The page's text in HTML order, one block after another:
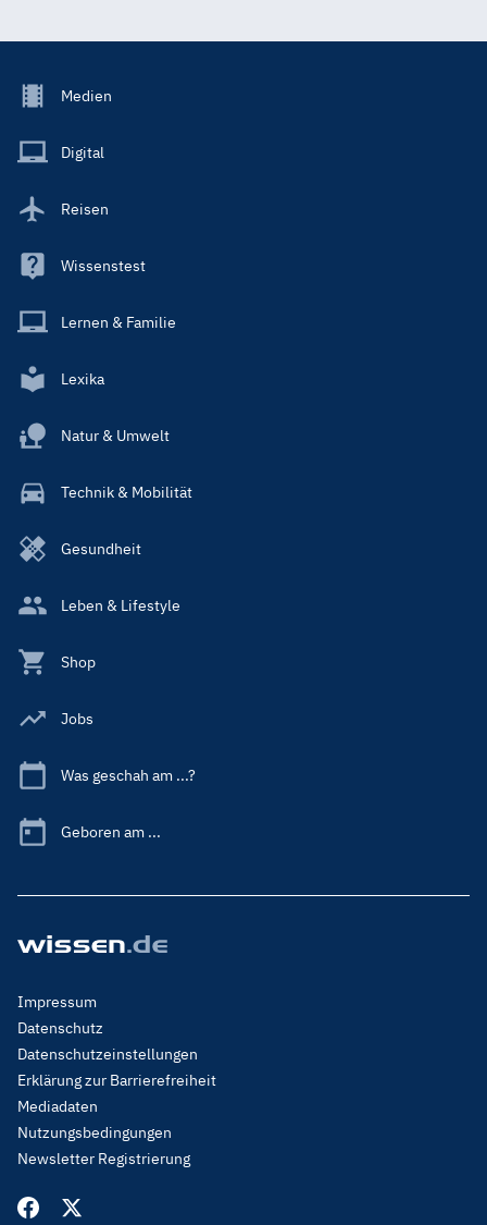
Footer
Main
Medien
Digital
Reisen
Wissenstest
Lernen & Familie
Lexika
Natur & Umwelt
Technik & Mobilität
Gesundheit
Leben & Lifestyle
Shop
Jobs
Was geschah am ...?
Geboren am ...
Footer
Menu
Legal
Impressum
Datenschutz
Datenschutzeinstellungen
Erklärung zur Barrierefreiheit
Mediadaten
Nutzungsbedingungen
Newsletter Registrierung